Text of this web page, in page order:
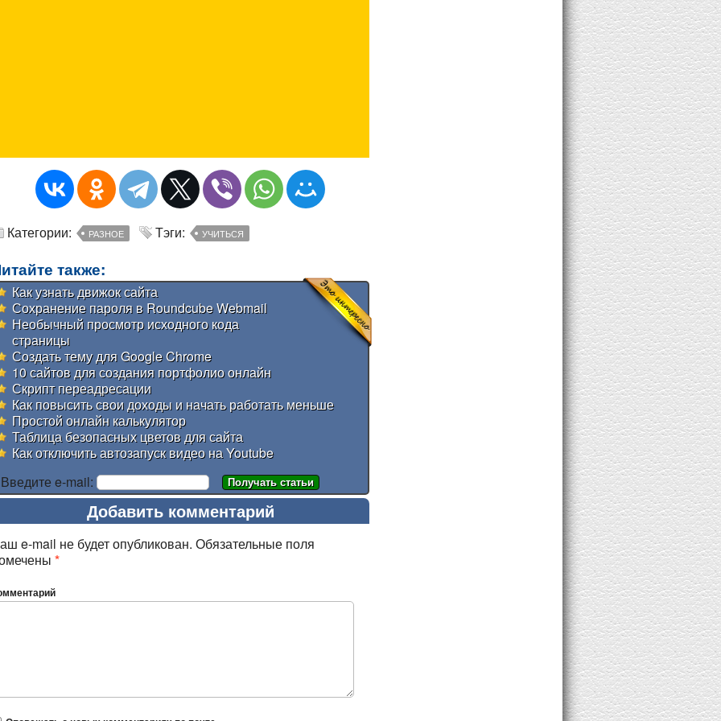
Категории: РАЗНОЕ Тэги: УЧИТЬСЯ
также:
Как узнать движок сайта
Сохранение пароля в Roundcube Webmail
Необычный просмотр исходного кода
страницы
Создать тему для Google Chrome
10 сайтов для создания портфолио онлайн
Скрипт переадресации
Как повысить свои доходы и начать работать меньше
Простой онлайн калькулятор
Таблица безопасных цветов для сайта
Как отключить автозапуск видео на Youtube
Введите e-mail:
Добавить комментарий
e-mail не будет опубликован. Обязательные поля
*